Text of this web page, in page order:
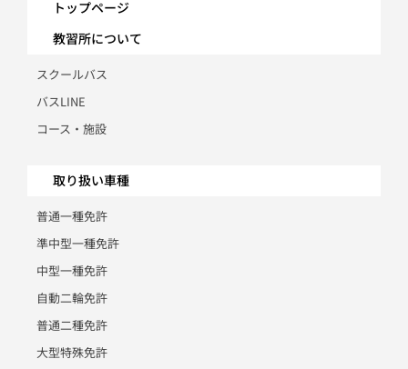
トップページ
教習所について
スクールバス
バスLINE
コース・施設
取り扱い車種
普通一種免許
準中型一種免許
中型一種免許
自動二輪免許
普通二種免許
大型特殊免許